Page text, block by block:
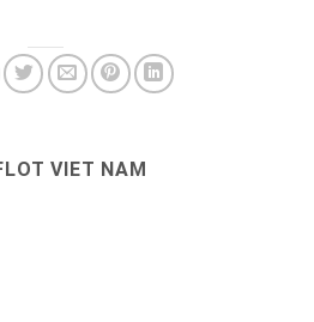
VIET NAM